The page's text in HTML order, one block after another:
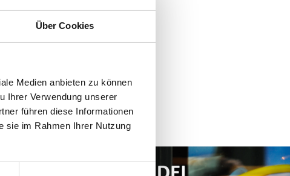
Über Cookies
Medien anbieten zu können
Ihrer Verwendung unserer
führen diese Informationen
sie im Rahmen Ihrer Nutzung